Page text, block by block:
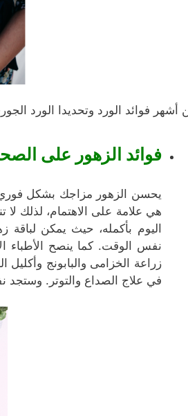
أشهر فوائد الورد وتحديدا الورد
فوائد الزهور على
يحسن الزهور مزاجك بشكل
هي علامة على الاهتمام، لذلك لا
اليوم بأكمله، حيث يمكن لباقة
نفس الوقت. كما ينصح الأطباء
زراعة الخزامى والبابونج
في علاج الصداع والتوتر.